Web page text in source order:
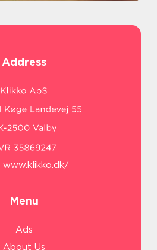
Address
www.klikko.dk/
Menu
Ads
About Us